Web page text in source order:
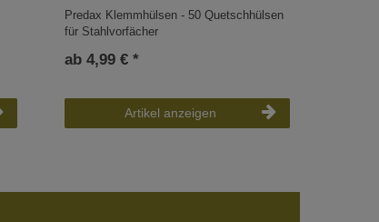
Predax Klemmhülsen - 50 Quetschhülsen
für Stahlvorfächer
ab 4,99 € *
Artikel anzeigen